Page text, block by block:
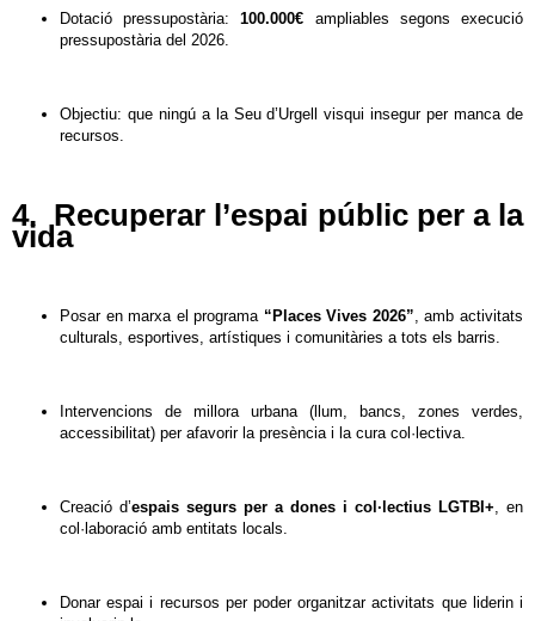
Dotació pressupostària:100.000€ ampliables segons execució
pressupostària del 2026.
Objectiu: que ningú a la Seu d’Urgell visqui insegur per manca de
recursos.
4. Recuperar l’espai públic per a la
vida
Posar en marxa el programa “Places Vives 2026” , amb activitats
culturals, esportives, artístiques i comunitàries a tots els barris.
Intervencions de millora urbana (llum, bancs, zones verdes,
accessibilitat) per afavorir la presència i la cura col·lectiva.
Creació d’espais segurs per a dones i col·lectius LGTBI+ , en
col·laboració amb entitats locals.
Donar espai i recursos per poder organitzar activitats que liderin i